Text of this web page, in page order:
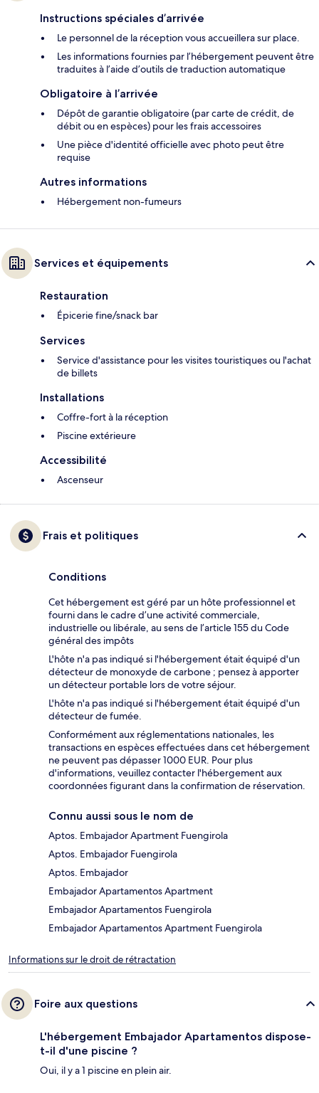
Instructions spéciales d’arrivée
Le personnel de la réception vous accueillera sur place.
Les informations fournies par l’hébergement peuvent être
traduites à l’aide d’outils de traduction automatique
Obligatoire à l’arrivée
Dépôt de garantie obligatoire (par carte de crédit, de
débit ou en espèces) pour les frais accessoires
Une pièce d'identité officielle avec photo peut être
requise
Autres informations
Hébergement non-fumeurs
Services et équipements
Restauration
Épicerie fine/snack bar
Services
Service d'assistance pour les visites touristiques ou l'achat
de billets
Installations
Coffre-fort à la réception
Piscine extérieure
Accessibilité
Ascenseur
Frais et politiques
Conditions
Cet hébergement est géré par un hôte professionnel et
fourni dans le cadre d’une activité commerciale,
industrielle ou libérale, au sens de l’article 155 du Code
général des impôts
L'hôte n'a pas indiqué si l'hébergement était équipé d'un
détecteur de monoxyde de carbone ; pensez à apporter
un détecteur portable lors de votre séjour.
L'hôte n'a pas indiqué si l'hébergement était équipé d'un
détecteur de fumée.
Conformément aux réglementations nationales, les
transactions en espèces effectuées dans cet hébergement
ne peuvent pas dépasser 1000 EUR. Pour plus
d'informations, veuillez contacter l'hébergement aux
coordonnées figurant dans la confirmation de réservation.
Connu aussi sous le nom de
Aptos. Embajador Apartment Fuengirola
Aptos. Embajador Fuengirola
Aptos. Embajador
Embajador Apartamentos Apartment
Embajador Apartamentos Fuengirola
Embajador Apartamentos Apartment Fuengirola
Informations sur le droit de rétractation
Foire aux questions
L'hébergement Embajador Apartamentos dispose-
t-il d'une piscine ?
Oui, il y a 1 piscine en plein air.